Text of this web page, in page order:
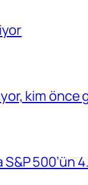
kim önce
500’ün